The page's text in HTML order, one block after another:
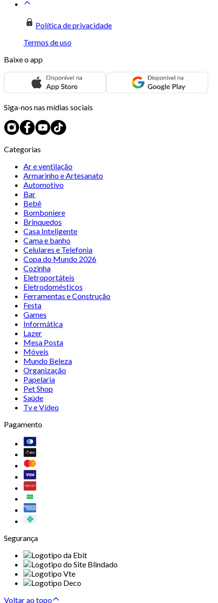
Política de privacidade
Termos de uso
Baixe o app
Siga-nos nas mídias sociais
Categorias
Ar e ventilação
Armarinho e Artesanato
Automotivo
Bar
Bebê
Bomboniere
Brinquedos
Casa Inteligente
Cama e banho
Celulares e Telefonia
Copa do Mundo 2026
Cozinha
Eletroportáteis
Eletrodomésticos
Ferramentas e Construção
Festa
Games
Informática
Lazer
Mesa Posta
Móveis
Mundo Beleza
Organização
Papelaria
Pet Shop
Saúde
Tv e Vídeo
Pagamento
Segurança
Voltar ao topo